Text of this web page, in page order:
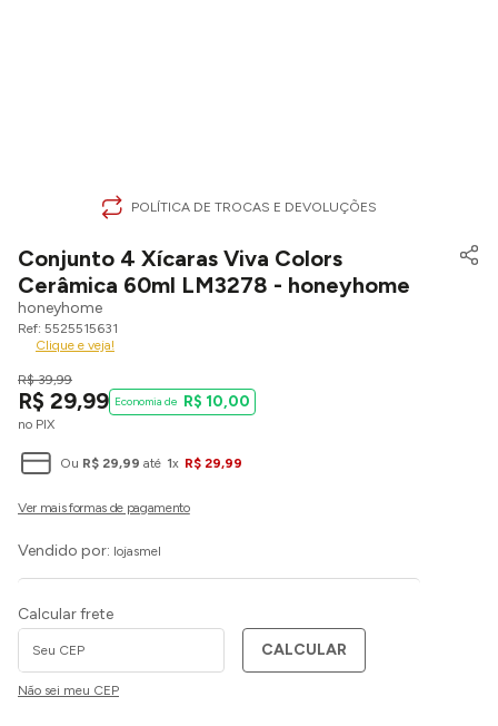
POLÍTICA DE TROCAS E DEVOLUÇÕES
Conjunto 4 Xícaras Viva Colors
Cerâmica 60ml LM3278 - honeyhome
honeyhome
5525515631
Clique e veja!
R$ 39,99
R$ 29,99
no PIX
R$ 10,00
Ou R$ 29,99 até 1x R$ 29,99
Vendido por: lojasmel
Calcular frete
CALCULAR
Não sei meu CEP